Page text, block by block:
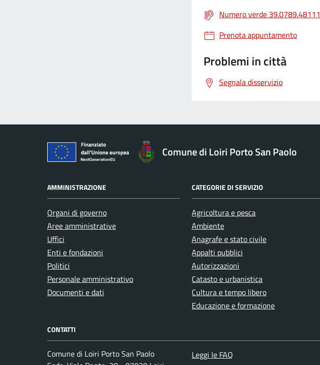
Numero verde 39.0789.48111
Prenota appuntamento
Problemi in città
Segnala disservizio
Comune di Loiri Porto San Paolo
AMMINISTRAZIONE
Organi di governo
Aree amministrative
Uffici
Enti e fondazioni
Politici
Personale amministrativo
Documenti e dati
CATEGORIE DI SERVIZIO
Agricoltura e pesca
Ambiente
Anagrafe e stato civile
Appalti pubblici
Autorizzazioni
Catasto e urbanistica
Cultura e tempo libero
Educazione e formazione
CONTATTI
Comune di Loiri Porto San Paolo
Leggi le FAQ